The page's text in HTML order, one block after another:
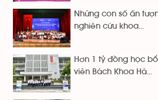
Những con số ấn
nghiên cứu khoa...
Hơn 1 tỷ đồng học
viên Bách Khoa Hà...